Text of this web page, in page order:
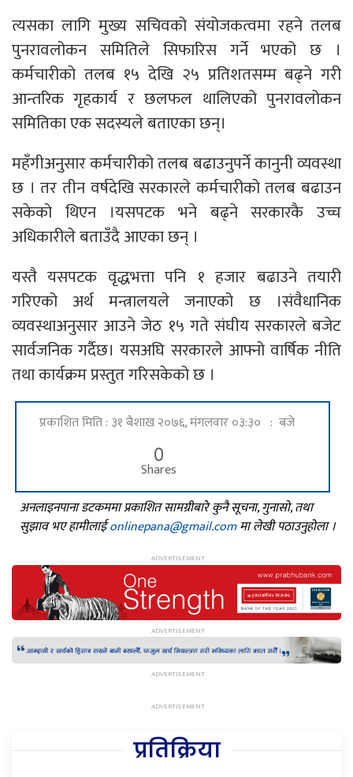
त्यसका लागि मुख्य सचिवको संयोजकत्वमा रहने तलब
पुनरावलोकन समितिले सिफारिस गर्ने भएको छ ।
कर्मचारीको तलब १५ देखि २५ प्रतिशतसम्म बढ्ने गरी
आन्तरिक गृहकार्य र छलफल थालिएको पुनरावलोकन
समितिका एक सदस्यले बताएका छन्।
महँगीअनुसार कर्मचारीको तलब बढाउनुपर्ने कानुनी व्यवस्था
छ । तर तीन वर्षदेखि सरकारले कर्मचारीको तलब बढाउन
सकेको थिएन ।यसपटक भने बढ्ने सरकारकै उच्च
अधिकारीले बताउँदै आएका छन् ।
यस्तै यसपटक वृद्धभत्ता पनि १ हजार बढाउने तयारी
गरिएको अर्थ मन्त्रालयले जनाएको छ ।संवैधानिक
व्यवस्थाअनुसार आउने जेठ १५ गते संघीय सरकारले बजेट
सार्वजनिक गर्दैछ। यसअघि सरकारले आफ्नो वार्षिक नीति
तथा कार्यक्रम प्रस्तुत गरिसकेको छ ।
प्रकाशित मिति : ३१ बैशाख २०७६, मंगलवार ०३:३० : बजे
0
Shares
अनलाइनपाना डटकममा प्रकाशित सामग्रीबारे कुनै सूचना, गुनासो, तथा
सुझाव भए हामीलाईonlinepana@gmail.comमा लेखी पठाउनुहोला ।
प्रतिक्रिया